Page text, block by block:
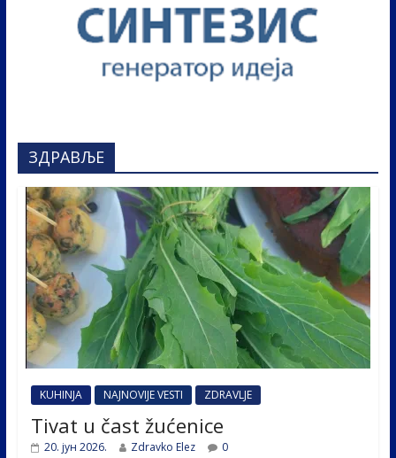
ЗДРАВЉЕ
KUHINJA NAJNOVIJE VESTI ZDRAVLJE
Tivat u čast žućenice
20. јун 2026. Zdravko Elez 0